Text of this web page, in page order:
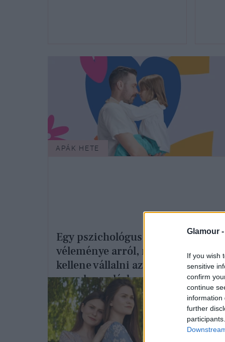
Glamour -
If you wish
sensitive
confirm
continue
information
further
APÁK HETE
Egy pszichológus őszinte
véleménye arról, milyen szerepet
kellene vállalni az apáknak a
gyereknevelésben